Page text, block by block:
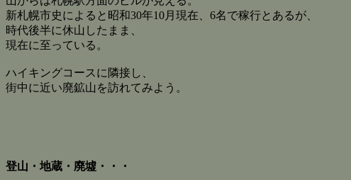
新札幌市史によると昭和30年10月現在、6名で稼行とあるが、
時代後半に休山したまま、
現在に至っている。
ハイキングコースに隣接し、
街中に近い廃鉱山を訪れてみよう。
登山・地蔵・廃墟・・・